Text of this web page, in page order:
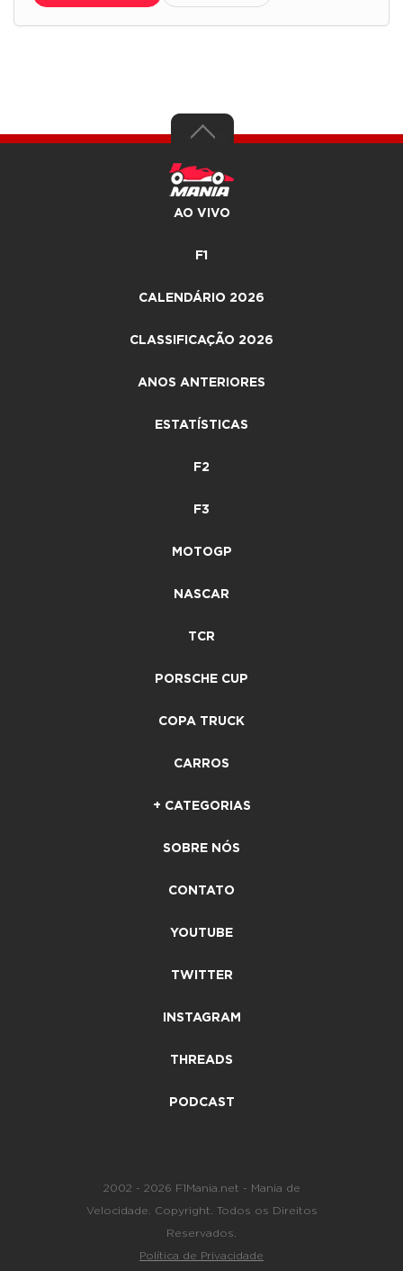
AO VIVO
F1
CALENDÁRIO 2026
CLASSIFICAÇÃO 2026
ANOS ANTERIORES
ESTATÍSTICAS
F2
F3
MOTOGP
NASCAR
TCR
PORSCHE CUP
COPA TRUCK
CARROS
+ CATEGORIAS
SOBRE NÓS
CONTATO
YOUTUBE
TWITTER
INSTAGRAM
THREADS
PODCAST
2002 - 2026 F1Mania.net - Mania de
Velocidade. Copyright. Todos os Direitos
Reservados.
Política de Privacidade